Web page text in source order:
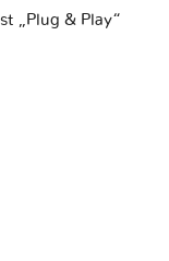
„Plug & Play“